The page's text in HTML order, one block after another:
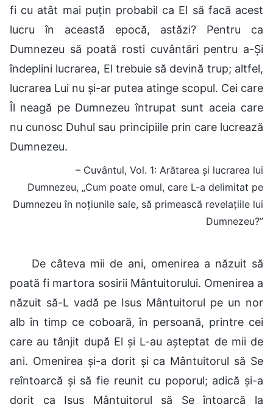
fi cu atât mai puțin probabil ca El să facă acest
lucru în această epocă, astăzi? Pentru ca
Dumnezeu să poată rosti cuvântări pentru a-Și
îndeplini lucrarea, El trebuie să devină trup; altfel,
lucrarea Lui nu și-ar putea atinge scopul. Cei care
Îl neagă pe Dumnezeu întrupat sunt aceia care
nu cunosc Duhul sau principiile prin care lucrează
Dumnezeu.
– Cuvântul, Vol. 1: Arătarea și lucrarea lui
Dumnezeu, „Cum poate omul, care L-a delimitat pe
Dumnezeu în noțiunile sale, să primească revelațiile lui
Dumnezeu?”
De câteva mii de ani, omenirea a năzuit să
poată fi martora sosirii Mântuitorului. Omenirea a
năzuit să-L vadă pe Isus Mântuitorul pe un nor
alb în timp ce coboară, în persoană, printre cei
care au tânjit după El și L-au așteptat de mii de
ani. Omenirea și-a dorit și ca Mântuitorul să Se
reîntoarcă și să fie reunit cu poporul; adică și-a
dorit ca Isus Mântuitorul să Se întoarcă la